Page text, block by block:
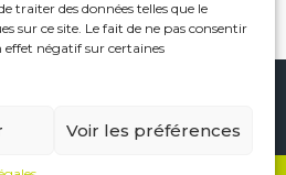
traiter des données telles que le
sur ce site. Le fait de ne pas consentir
négatif sur certaines
Voir les préférences